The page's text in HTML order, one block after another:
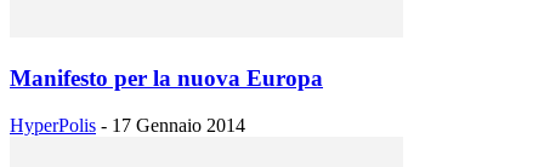
Manifesto per la nuova Europa
HyperPolis - 17 Gennaio 2014